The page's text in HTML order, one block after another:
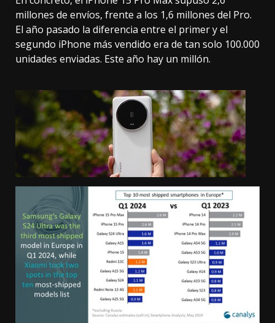
millones de envíos, frente a los 1,6 millones del Pro.
El año pasado la diferencia entre el primer y el
segundo iPhone más vendido era de tan solo 100.000
unidades enviadas. Este año hay un millón.